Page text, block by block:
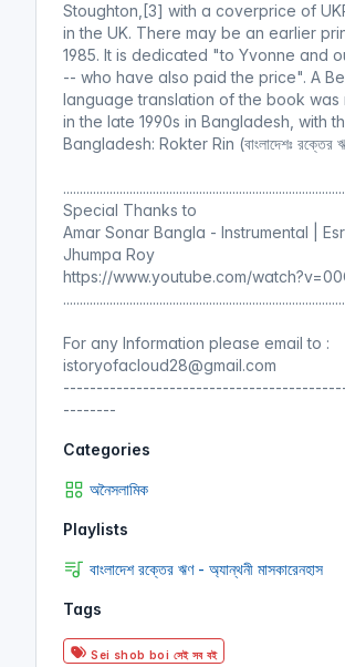
Stoughton,[3] with a coverprice of
in the UK. There may be an earlier
1985. It is dedicated "to Yvonne and
-- who have also paid the price". A
language translation of the book was
in the late 1990s in Bangladesh, with
Bangladesh: Rokter Rin (বাংলাদেশঃ রক্তের
Special Thanks to
Amar Sonar Bangla - Instrumental |
Jhumpa Roy
https://www.youtube.com/
For any Information please email to :
istoryofacloud28@gmail.com
--------
Categories
অনৈসলামিক
Playlists
বাংলাদেশ রক্তের ঋণ - অ্যান্থনী মাসকারেনহাস
Tags
Sei shob boi সেই সব বই